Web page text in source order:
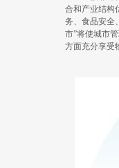
合和产业结构
务、食品安全
市”将使城市
方面充分享受